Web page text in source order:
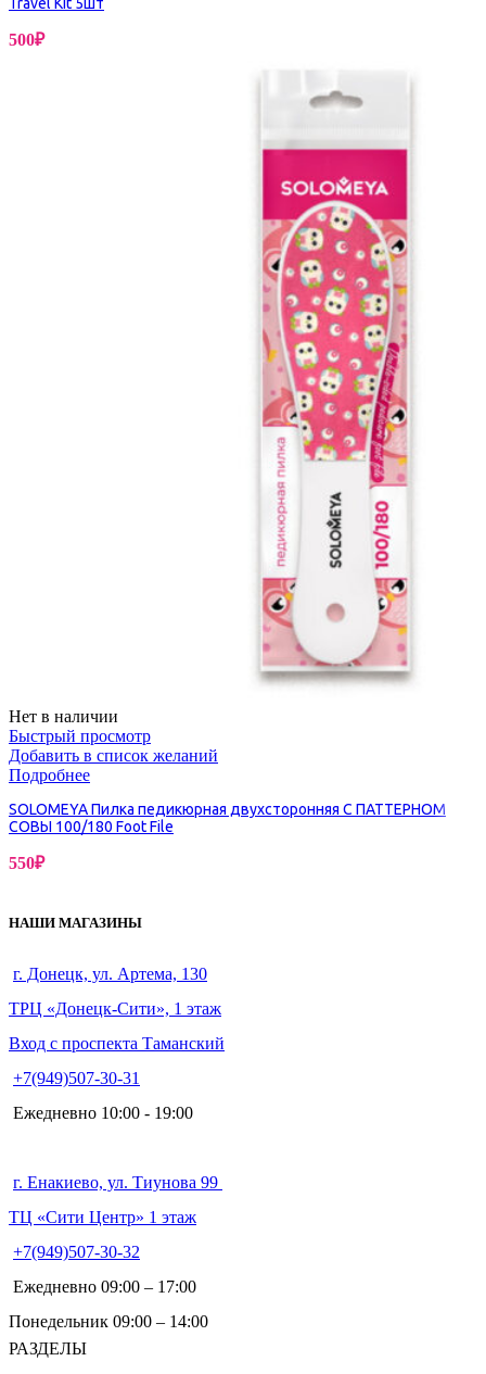
Travel Kit 5шт
500₽
Нет в наличии
Быстрый просмотр
Добавить в список желаний
Подробнее
SOLOMEYA Пилка педикюрная двухсторонняя С ПАТТЕРНОМ
СОВЫ 100/180 Foot File
550₽
НАШИ МАГАЗИНЫ
г. Донецк, ул. Артема, 130
ТРЦ «Донецк-Сити», 1 этаж
Вход с проспекта Таманский
+7(949)507-30-31
Ежедневно 10:00 - 19:00
г. Енакиево, ул. Тиунова 99
ТЦ «Сити Центр» 1 этаж
+7(949)507-30-32
Ежедневно 09:00 – 17:00
Понедельник 09:00 – 14:00
РАЗДЕЛЫ